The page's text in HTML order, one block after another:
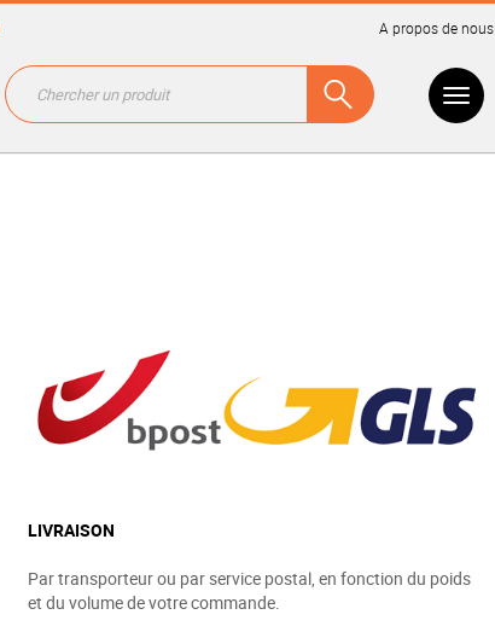
A propos de nous
LIVRAISON
Par transporteur ou par service postal, en fonction du poids
et du volume de votre commande.